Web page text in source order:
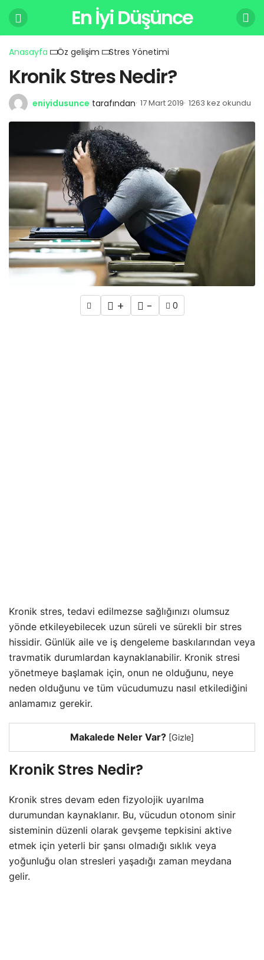
En İyi Düşünce
Anasayfa Öz gelişim Stres Yönetimi
Kronik Stres Nedir?
eniyidusunce tarafından 17 Mart 2019 1263 kez okundu
+ - 0
Kronik stres, tedavi edilmezse sağlığınızı olumsuz
yönde etkileyebilecek uzun süreli ve sürekli bir stres
hissidir. Günlük aile ve iş dengeleme baskılarından veya
travmatik durumlardan kaynaklanabilir. Kronik stresi
yönetmeye başlamak için, onun ne olduğunu, neye
neden olduğunu ve tüm vücudumuzu nasıl etkilediğini
anlamamız gerekir.
Makalede Neler Var? [Gizle]
Kronik Stres Nedir?
Kronik stres devam eden fizyolojik uyarılma
durumundan kaynaklanır. Bu, vücudun otonom sinir
sisteminin düzenli olarak gevşeme tepkisini aktive
etmek için yeterli bir şansı olmadığı sıklık veya
yoğunluğu olan stresleri yaşadığı zaman meydana
gelir.